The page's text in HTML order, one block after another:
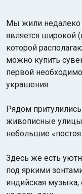
Мы жили недалеко
является широкой
которой
можно купить
первой
украшения.
Рядом
живописные
небольшие
Здесь же есть
под яркими
индийская музыка,